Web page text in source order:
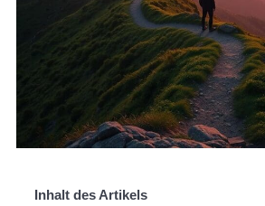
Inhalt des Artikels